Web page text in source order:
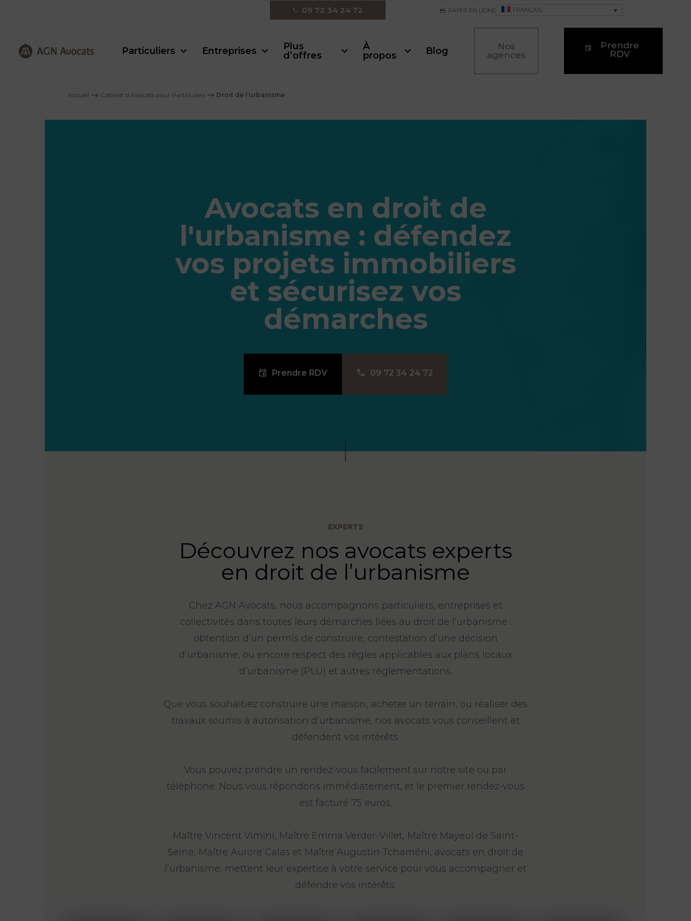
09 72 34 24 72 PAYER EN LIGNE FRANÇAIS
Particuliers Entreprises
Plus
d’offres
À
propos
Blog
Nos
agences
Prendre
RDV
Accueil ⟶ Cabinet d’Avocats pour Particuliers ⟶ Droit de l’urbanisme
Avocats en droit de
l'urbanisme : défendez
vos projets immobiliers
et sécurisez vos
démarches
Prendre RDV 09 72 34 24 72
EXPERTS
Découvrez nos avocats experts
en droit de l’urbanisme
Chez AGN Avocats, nous accompagnons particuliers, entreprises et
collectivités dans toutes leurs démarches liées au droit de l’urbanisme :
obtention d’un permis de construire, contestation d’une décision
d’urbanisme, ou encore respect des règles applicables aux plans locaux
d’urbanisme (PLU) et autres réglementations.
Que vous souhaitiez construire une maison, acheter un terrain, ou réaliser des
travaux soumis à autorisation d’urbanisme, nos avocats vous conseillent et
défendent vos intérêts.
Vous pouvez prendre un rendez-vous facilement sur notre site ou par
téléphone. Nous vous répondons immédiatement, et le premier rendez-vous
est facturé 75 euros.
Maître Vincent Vimini, Maître Emma Verder-Villet, Maître Mayeul de Saint-
Seine, Maître Aurore Calas et Maître Augustin Tchaméni, avocats en droit de
l’urbanisme, mettent leur expertise à votre service pour vous accompagner et
défendre vos intérêts.